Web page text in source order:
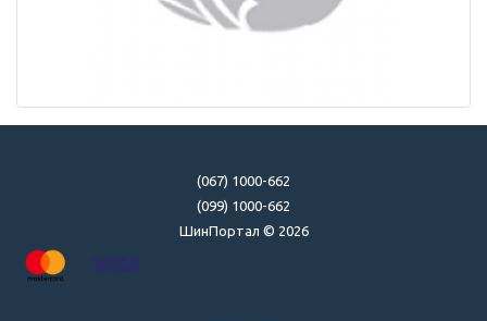
(067) 1000-662
(099) 1000-662
ШинПортал © 2026